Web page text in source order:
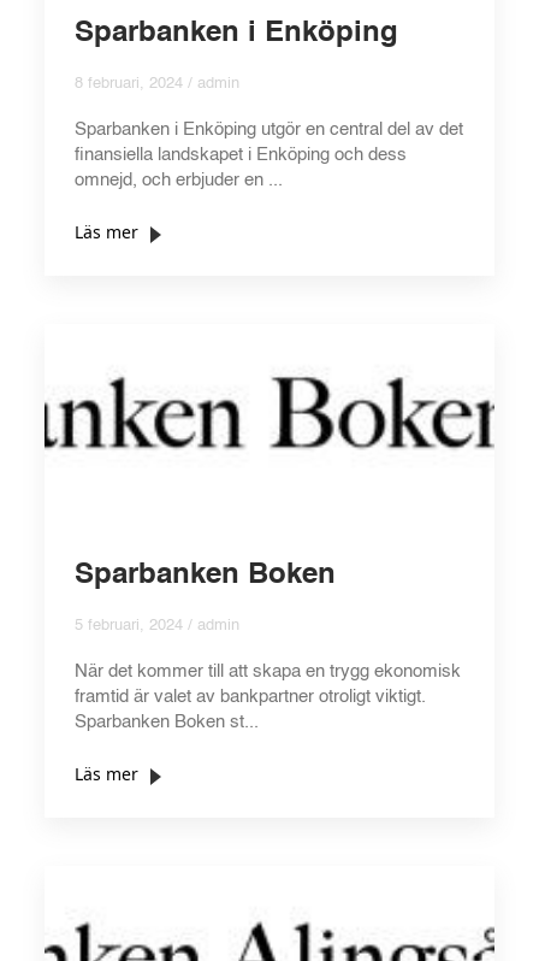
Sparbanken i Enköping
8 februari, 2024 / admin
Sparbanken i Enköping utgör en central del av det
finansiella landskapet i Enköping och dess
omnejd, och erbjuder en ...
Läs mer
Sparbanken Boken
5 februari, 2024 / admin
När det kommer till att skapa en trygg ekonomisk
framtid är valet av bankpartner otroligt viktigt.
Sparbanken Boken st...
Läs mer